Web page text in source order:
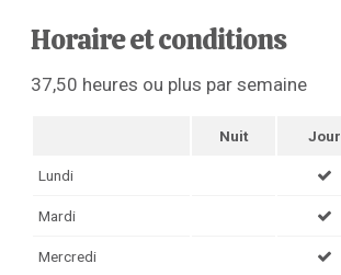
Horaire et conditions
37,50 heures ou plus par semaine
Nuit Jour
Lundi
Mardi
Mercredi